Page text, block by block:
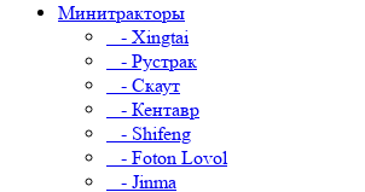
Минитракторы
- Xingtai
- Рустрак
- Скаут
- Кентавр
- Shifeng
- Foton Lovol
- Jinma